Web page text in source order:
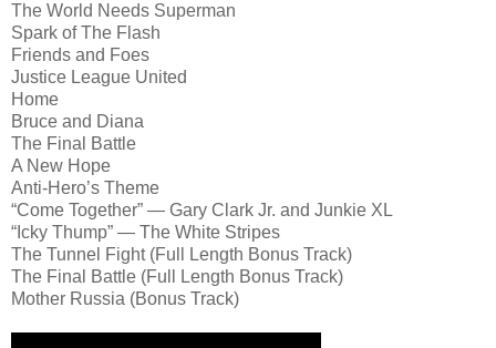
The World Needs Superman
Spark of The Flash
Friends and Foes
Justice League United
Home
Bruce and Diana
The Final Battle
A New Hope
Anti-Hero’s Theme
“Come Together” — Gary Clark Jr. and Junkie XL
“Icky Thump” — The White Stripes
The Tunnel Fight (Full Length Bonus Track)
The Final Battle (Full Length Bonus Track)
Mother Russia (Bonus Track)